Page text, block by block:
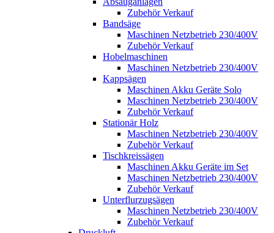
Zubehör Verkauf
Bandsäge
Maschinen Netzbetrieb 230/400V
Zubehör Verkauf
Hobelmaschinen
Maschinen Netzbetrieb 230/400V
Kappsägen
Maschinen Akku Geräte Solo
Maschinen Netzbetrieb 230/400V
Zubehör Verkauf
Stationär Holz
Maschinen Netzbetrieb 230/400V
Zubehör Verkauf
Tischkreissägen
Maschinen Akku Geräte im Set
Maschinen Netzbetrieb 230/400V
Zubehör Verkauf
Unterflurzugsägen
Maschinen Netzbetrieb 230/400V
Zubehör Verkauf